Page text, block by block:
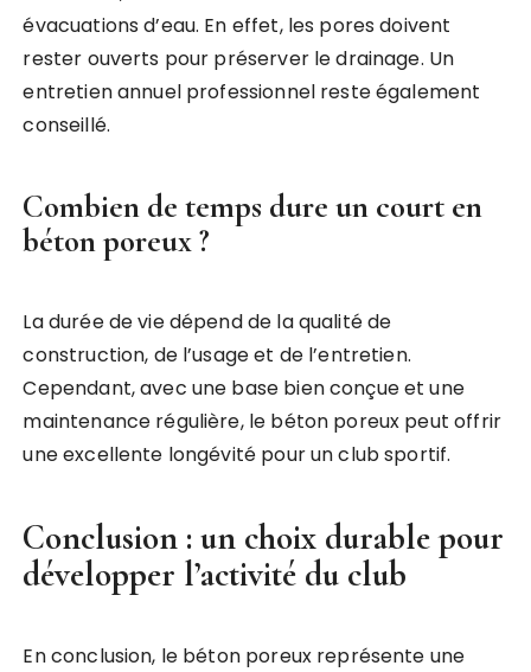
évacuations d’eau. En effet, les pores doivent
rester ouverts pour préserver le drainage. Un
entretien annuel professionnel reste également
conseillé.
Combien de temps dure un court en
béton poreux ?
La durée de vie dépend de la qualité de
construction, de l’usage et de l’entretien.
Cependant, avec une base bien conçue et une
maintenance régulière, le béton poreux peut offrir
une excellente longévité pour un club sportif.
Conclusion : un choix durable pour
développer l’activité du club
En conclusion, le béton poreux représente une